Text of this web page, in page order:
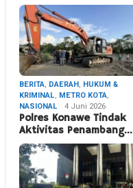
BERITA, DAERAH, HUKUM &
KRIMINAL, METRO KOTA,
NASIONAL
4 Juni 2026
Polres Konawe Tindak
Aktivitas Penambang…